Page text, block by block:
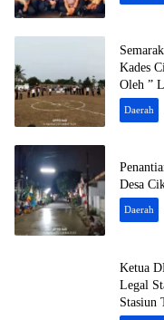
Kades
Oleh ”
Daerah
Desa
Daerah
Ketua
Legal
Stasiun